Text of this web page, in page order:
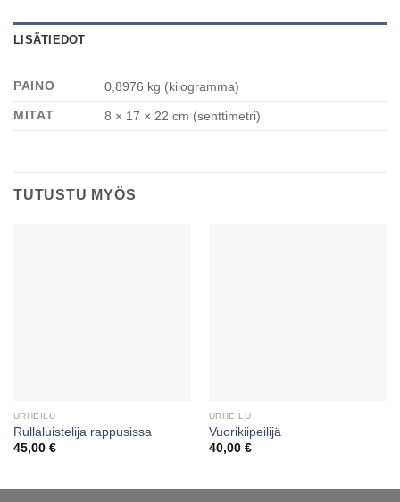
LISÄTIEDOT
PAINO
0,8976 kg (kilogramma)
MITAT
8 × 17 × 22 cm (senttimetri)
TUTUSTU MYÖS
URHEILU
Rullaluistelija rappusissa
45,00 €
URHEILU
Vuorikiipeilijä
40,00 €